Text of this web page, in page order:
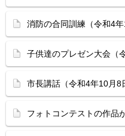
消防の合同訓練（令和4年
子供達のプレゼン大会（
市長講話（令和4年10月8
フォトコンテストの作品